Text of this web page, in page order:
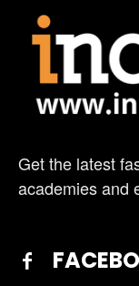
Get the latest
academies and